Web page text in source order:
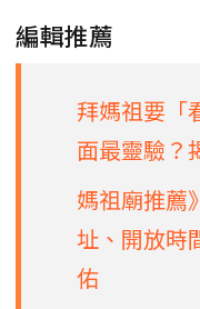
編輯推薦
拜媽祖要「
面最靈驗？
媽祖廟推薦
址、開放時
佑